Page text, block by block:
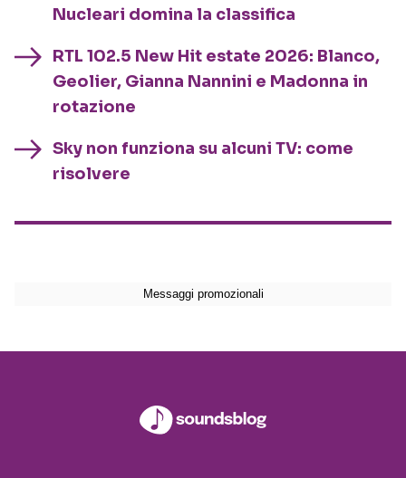
Nucleari domina la classifica
RTL 102.5 New Hit estate 2026: Blanco,
Geolier, Gianna Nannini e Madonna in
rotazione
Sky non funziona su alcuni TV: come
risolvere